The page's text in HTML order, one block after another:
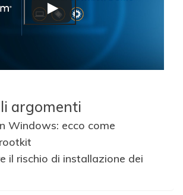
argomenti
Windows: ecco come
il rischio di installazione dei